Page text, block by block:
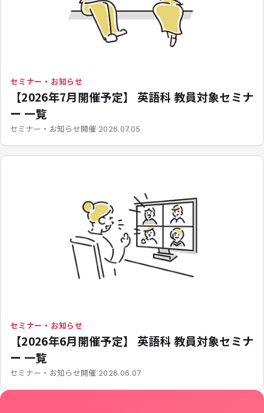
セミナー・お知らせ
【2026年7月開催予定】 英語科 教員対象セミナ
ー 一覧
セミナー・お知らせ開催 2026.07.05
セミナー・お知らせ
【2026年6月開催予定】 英語科 教員対象セミナ
ー 一覧
セミナー・お知らせ開催 2026.06.07